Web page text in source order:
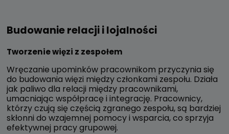
Budowanie relacji i lojalności
Tworzenie więzi z zespołem
Wręczanie upominków pracownikom przyczynia się
do budowania więzi między członkami zespołu. Działa
jak paliwo dla relacji między pracownikami,
umacniając współpracę i integrację. Pracownicy,
którzy czują się częścią zgranego zespołu, są bardziej
skłonni do wzajemnej pomocy i wsparcia, co sprzyja
efektywnej pracy grupowej.